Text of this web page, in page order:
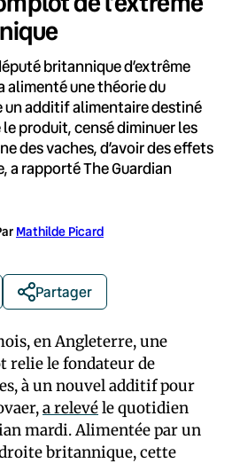
britannique d’extrême
alimenté une théorie du
additif alimentaire destiné
produit, censé diminuer les
des vaches, d’avoir des effets
a rapporté The Guardian
Mathilde Picard
Partager
en Angleterre, une
relie le fondateur de
à un nouvel additif pour
a relevéle quotidien
mardi. Alimentée par un
britannique, cette